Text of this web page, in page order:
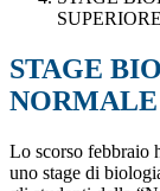
STAGE
NORMALE
Lo scorso febbraio
uno stage di